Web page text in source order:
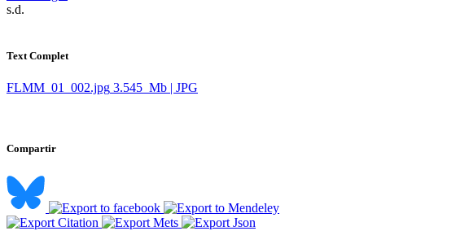
​ s.d.
Text Complet
FLMM_01_002.jpg 3.545 Mb | JPG
Compartir